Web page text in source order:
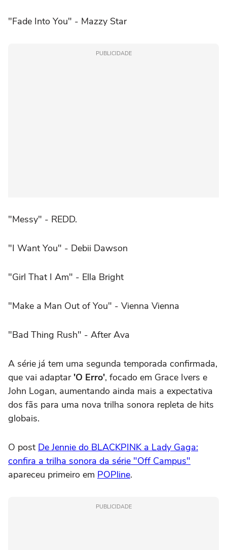
"Fade Into You" - Mazzy Star
PUBLICIDADE
"Messy" - REDD.
"I Want You" - Debii Dawson
"Girl That I Am" - Ella Bright
"Make a Man Out of You" - Vienna Vienna
"Bad Thing Rush" - After Ava
A série já tem uma segunda temporada confirmada,
que vai adaptar 'O Erro', focado em Grace Ivers e
John Logan, aumentando ainda mais a expectativa
dos fãs para uma nova trilha sonora repleta de hits
globais.
O post De Jennie do BLACKPINK a Lady Gaga:
confira a trilha sonora da série "Off Campus"
apareceu primeiro em POPline.
PUBLICIDADE